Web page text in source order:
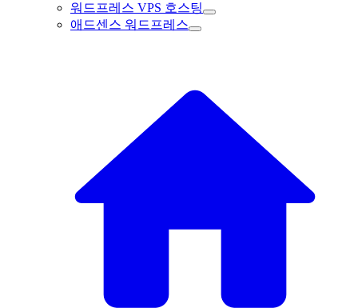
워드프레스 VPS 호스팅
애드센스 워드프레스